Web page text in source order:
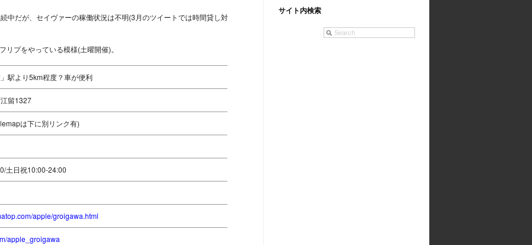
中だが、セイヴァーの稼働状況は不明(3月のツイートでは時間貸し対
プをやっている模様(土曜開催)。
駅より5km程度？車が便利
留1327
は下に別リンク有)
土日祝10:00-24:00
apple/groigawa.html
apple_groigawa
サイト内検索